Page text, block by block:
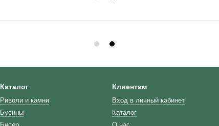
Каталог
Риволи и камни
Бусины
Клиентам
Вход в личный кабинет
Каталог